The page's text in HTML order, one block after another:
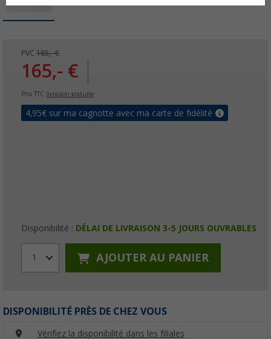
PVC 185,- €
165,- €
Prix TTC livraison gratuite
4,95€ sur ma cagnotte avec ma carte de fidélité
Disponibilité : DÉLAI DE LIVRAISON 3-5 JOURS OUVRABLES
1 AJOUTER AU PANIER
DISPONIBILITÉ PRÈS DE CHEZ VOUS
Vérifiez la disponibilité dans les filiales